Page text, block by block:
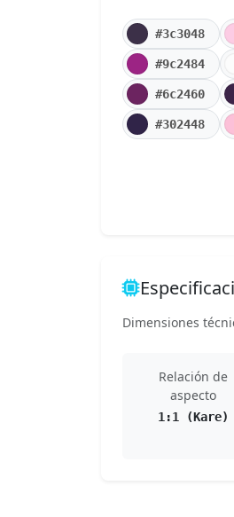
#3c3048
#9c2484
#6c2460
#302448
Dimensiones
Relación de
aspecto
1:1 (Kare)